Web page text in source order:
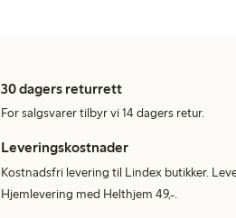
30 dagers returrett
For salgsvarer tilbyr vi 14 dagers retur.
Leveringskostnader
Kostnadsfri levering til Lindex butikker.
Hjemlevering med Helthjem 49,-.